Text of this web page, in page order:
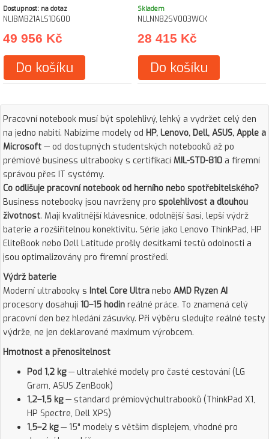
Dostupnost: na dotaz
NLIBMB21ALS1D600
49 956 Kč
Do košíku
Skladem
NLLNN82SV003WCK
28 415 Kč
Do košíku
Pracovní notebook musí být spolehlivý, lehký a vydržet celý den
na jedno nabití. Nabízíme modely od HP, Lenovo, Dell, ASUS, Apple a
Microsoft — od dostupných studentských notebooků až po
prémiové business ultrabooky s certifikací MIL-STD-810 a firemní
správou přes IT systémy.
Co odlišuje pracovní notebook od herního nebo spotřebitelského?
Business notebooky jsou navrženy pro spolehlivost a dlouhou
životnost. Mají kvalitnější klávesnice, odolnější šasi, lepší výdrž
baterie a rozšiřitelnou konektivitu. Série jako Lenovo ThinkPad, HP
EliteBook nebo Dell Latitude prošly desítkami testů odolnosti a
jsou optimalizovány pro firemní prostředí.
Výdrž baterie
Moderní ultrabooky s Intel Core Ultra nebo AMD Ryzen AI
procesory dosahují 10–15 hodin reálné práce. To znamená celý
pracovní den bez hledání zásuvky. Při výběru sledujte reálné testy
výdrže, ne jen deklarované maximum výrobcem.
Hmotnost a přenositelnost
Pod 1,2 kg— ultralehké modely pro časté cestování (LG
Gram, ASUS ZenBook)
1,2–1,5 kg— standard prémiovýchultrabooků (ThinkPad X1,
HP Spectre, Dell XPS)
1,5–2 kg— 15" modely s větším displejem, vhodné pro